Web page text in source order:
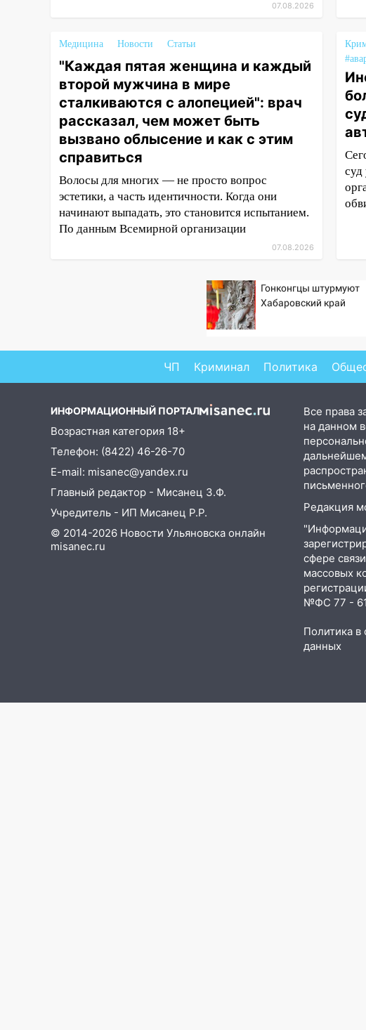
остановки и проводят новое
освещение
16:35 В Ульяновске установили
ещё девять бункеров для
крупногабаритного мусора
16:26 В Ульяновске бесплатно
покажут матч «Волги» под
открытым небом
16:12 В Ульяновском
госуниверситете разработают
отечественный прибор для
вернуть деньги за абонементы
закрывшегося фитнес-клуба
15:34 После вмешательства
прокуратуры в селах
Ульяновской области привели
15:27 Прокуратура проверяет
капремонт школы в селе
Кивать
15:08 В Кузоватово после
прокурорской проверки
обновили разметку на
пешеходных переходах
14:40 На проспекте Гая в
14:04
07.08.2026
Медицина Новости Статьи
"Каждая пятая женщина и каждый
второй мужчина в мире
сталкиваются с алопецией": врач
рассказал, чем может быть
вызвано облысение и как с этим
справиться
Волосы для многих — не просто вопрос
эстетики, а часть идентичности. Когда они
начинают выпадать, это становится испытанием.
По данным Всемирной организации
07.08.2026
суд
Гонконгцы штурмуют
Хабаровский край
ЧП Криминал Политика
ИНФОРМАЦИОННЫЙ ПОРТАЛ
Возрастная категория 18+
Телефон: (8422) 46-26-70
E-mail: misanec@yandex.ru
Главный редактор - Мисанец З.Ф.
Учредитель - ИП Мисанец Р.Р.
© 2014-2026 Новости Ульяновска онлайн
misanec.ru
Все права
на данном
Редакция
сфере
массовых
№ФС 77 -
Политика в
данных